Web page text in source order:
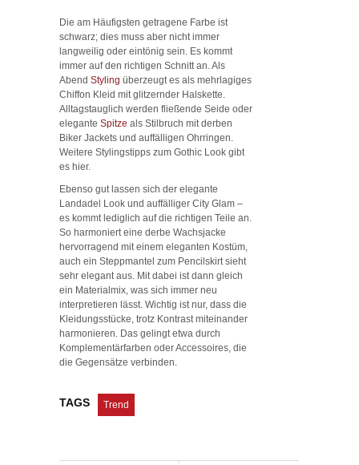
Die am Häufigsten getragene Farbe ist
schwarz; dies muss aber nicht immer
langweilig oder eintönig sein. Es kommt
immer auf den richtigen Schnitt an. Als
Abend Styling überzeugt es als mehrlagiges
Chiffon Kleid mit glitzernder Halskette.
Alltagstauglich werden fließende Seide oder
elegante Spitze als Stilbruch mit derben
Biker Jackets und auffälligen Ohrringen.
Weitere Stylingstipps zum Gothic Look gibt
es hier.
Ebenso gut lassen sich der elegante
Landadel Look und auffälliger City Glam –
es kommt lediglich auf die richtigen Teile an.
So harmoniert eine derbe Wachsjacke
hervorragend mit einem eleganten Kostüm,
auch ein Steppmantel zum Pencilskirt sieht
sehr elegant aus. Mit dabei ist dann gleich
ein Materialmix, was sich immer neu
interpretieren lässt. Wichtig ist nur, dass die
Kleidungsstücke, trotz Kontrast miteinander
harmonieren. Das gelingt etwa durch
Komplementärfarben oder Accessoires, die
die Gegensätze verbinden.
TAGS Trend